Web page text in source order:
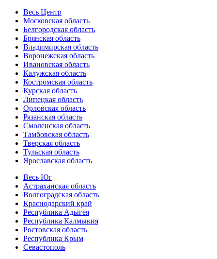
Весь Центр
Московская область
Белгородская область
Брянская область
Владимирская область
Воронежская область
Ивановская область
Калужская область
Костромская область
Курская область
Липецкая область
Орловская область
Рязанская область
Смоленская область
Тамбовская область
Тверская область
Тульская область
Ярославская область
Весь Юг
Астраханская область
Волгоградская область
Краснодарский край
Республика Адыгея
Республика Калмыкия
Ростовская область
Республика Крым
Севастополь